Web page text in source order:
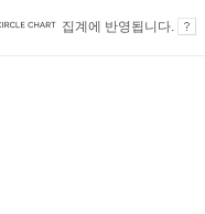
집계에 반영됩니다.